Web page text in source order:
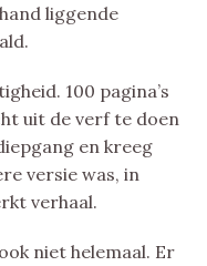
liggende
100 pagina’s
uit de verf te doen
en kreeg
versie was, in
verhaal.
niet helemaal. Er